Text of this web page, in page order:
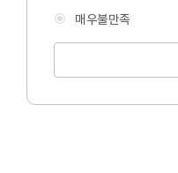
매우불만족